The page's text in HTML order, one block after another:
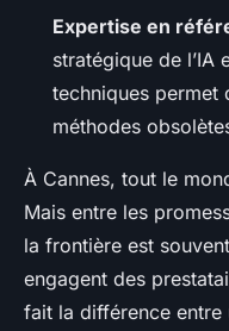
Expertise en
stratégique de l’IA
techniques permet
méthodes
À Cannes, tout le
Mais entre les
la frontière est
engagent des
fait la différence entre